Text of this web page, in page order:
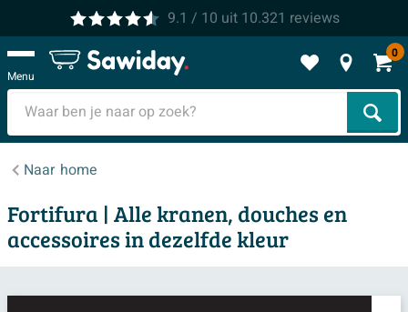
9.1 / 10 uit 10.321 reviews
Menu
0
Naar home
Fortifura | Alle kranen, douches en
accessoires in dezelfde kleur